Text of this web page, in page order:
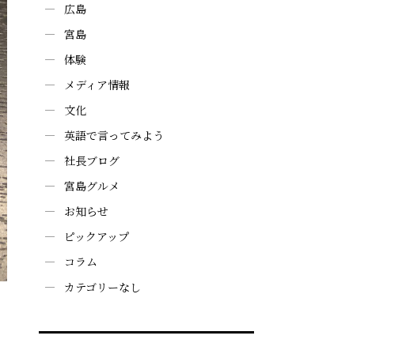
広島
宮島
体験
メディア情報
文化
英語で言ってみよう
社長ブログ
宮島グルメ
お知らせ
ピックアップ
コラム
カテゴリーなし